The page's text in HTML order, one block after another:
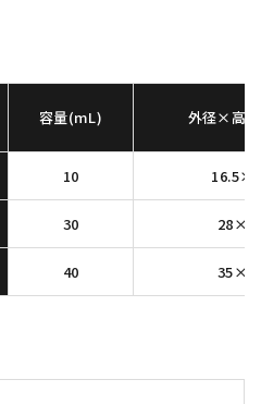
容量(mL) 外径×高
10
30
40